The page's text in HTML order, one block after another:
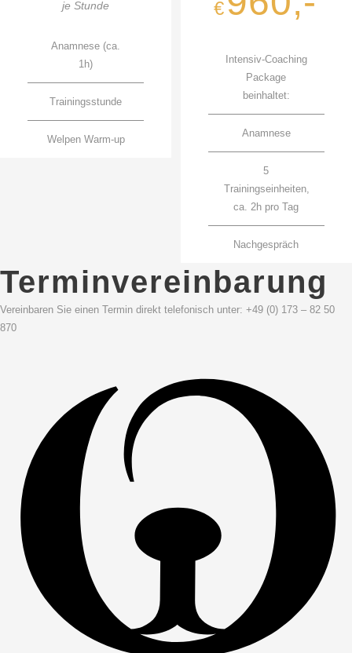
je Stunde
Anamnese (ca.
1h)
Trainingsstunde
Welpen Warm-up
€
Intensiv-Coaching
Package
beinhaltet:
Anamnese
5
Trainingseinheiten,
ca. 2h pro Tag
Nachgespräch
Terminvereinbarung
Vereinbaren Sie einen Termin direkt telefonisch unter: +49 (0) 173 – 82 50
870